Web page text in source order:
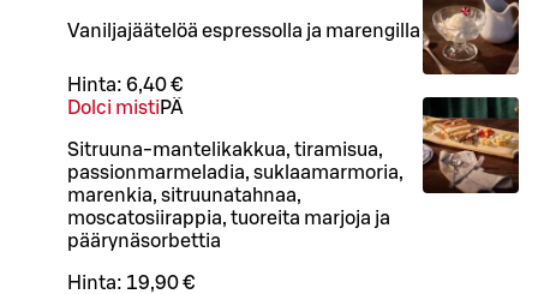
Vaniljajäätelöä espressolla ja marengilla
Hinta: 6,40 €
Dolci misti PÄ
Sitruuna-mantelikakkua, tiramisua,
passionmarmeladia, suklaamarmoria,
marenkia, sitruunatahnaa,
moscatosiirappia, tuoreita marjoja ja
päärynäsorbettia
Hinta: 19,90 €